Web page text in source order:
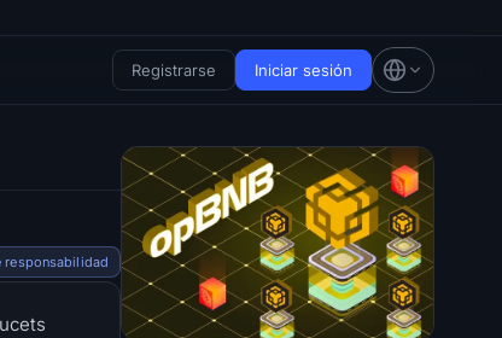
Registrarse Iniciar sesión
responsabilidad